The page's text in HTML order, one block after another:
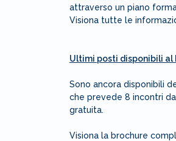
attraverso un piano
Visiona tutte le
Ultimi posti disponibili al
Sono ancora disponibili
che prevede 8 incontri
gratuita.
Visiona la brochure